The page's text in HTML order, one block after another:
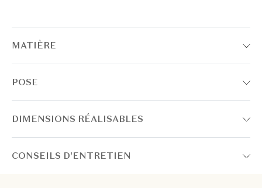
MATIÈRE
POSE
DIMENSIONS RÉALISABLES
CONSEILS D'ENTRETIEN